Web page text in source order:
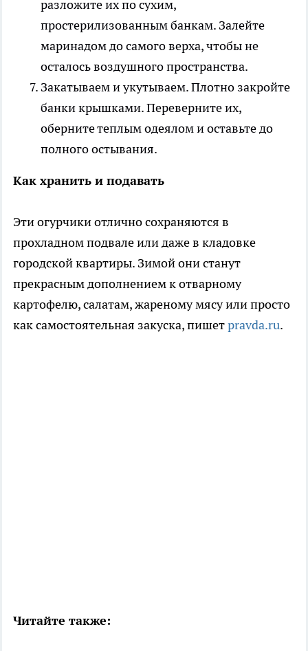
разложите их по сухим,
простерилизованным банкам. Залейте
маринадом до самого верха, чтобы не
осталось воздушного пространства.
Закатываем и укутываем. Плотно закройте
банки крышками. Переверните их,
оберните теплым одеялом и оставьте до
полного остывания.
Как хранить и подавать
Эти огурчики отлично сохраняются в
прохладном подвале или даже в кладовке
городской квартиры. Зимой они станут
прекрасным дополнением к отварному
картофелю, салатам, жареному мясу или просто
как самостоятельная закуска, пишетpravda.ru.
Читайте также: